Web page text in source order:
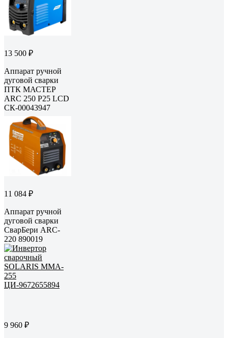
13 500 ₽
Аппарат ручной
дуговой сварки
ПТК МАСТЕР
ARC 250 P25 LCD
СК-00043947
11 084 ₽
Аппарат ручной
дуговой сварки
СварБери ARC-
220 890019
9 960 ₽